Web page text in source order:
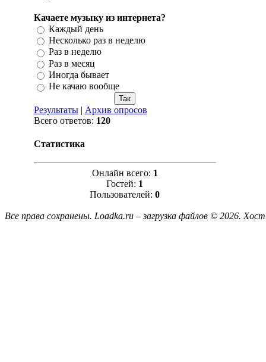
Качаете музыку из интернета?
Каждый день
Несколько раз в неделю
Раз в неделю
Раз в месяц
Иногда бывает
Не качаю вообще
Результаты| Архив опросов
Всего ответов: 120
Статистика
Онлайн всего: 1
Гостей: 1
Пользователей: 0
Все права сохранены. Loadka.ru – загрузка файлов © 2026.